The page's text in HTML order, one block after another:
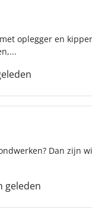
oplegger en
Dan zijn
geleden